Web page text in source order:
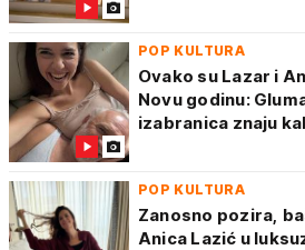
POP KULTURA
Ovako su Lazar i
Novu godinu:
izabranica znaju
POP KULTURA
Zanosno pozira,
Anica Lazić u